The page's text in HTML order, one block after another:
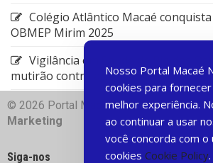
Colégio Atlântico Macaé
OBMEP Mirim 2025
Vigilância em Saúde de Rio das
mutirão contra arboviroses
© 2026 Portal Macae News |
Marketing
Siga-nos
Nosso Portal Macaé
cookies para
melhor experiência.
ao continuar a usar
você concorda com o
cookies Cookie Policy.